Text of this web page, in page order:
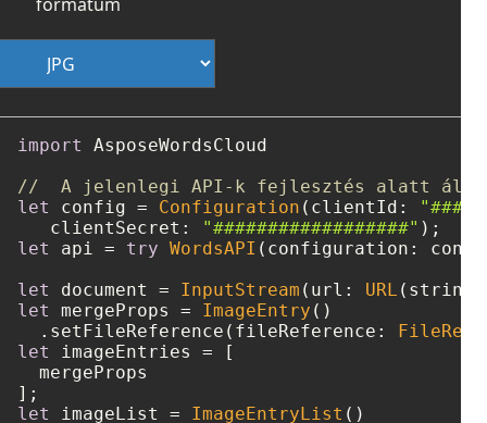
import
AsposeWordsCloud
//  A jelenlegi API-k fejlesztés alatt
let
config = Configuration (clientId:
   clientSecret:
"##################"
let
api = try WordsAPI (configuration:
let
document = InputStream (url: URL
let
mergeProps = ImageEntry ()
  .setFileReference(fileReference:
let
imageEntries = [
  mergeProps
let
imageList = ImageEntryList ()